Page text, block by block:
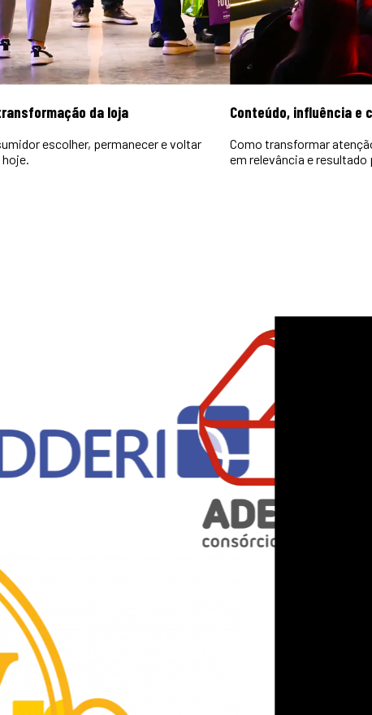
da loja
escolher, permanecer e voltar
Conteúdo, influência e
Como transformar
em relevância e resultado